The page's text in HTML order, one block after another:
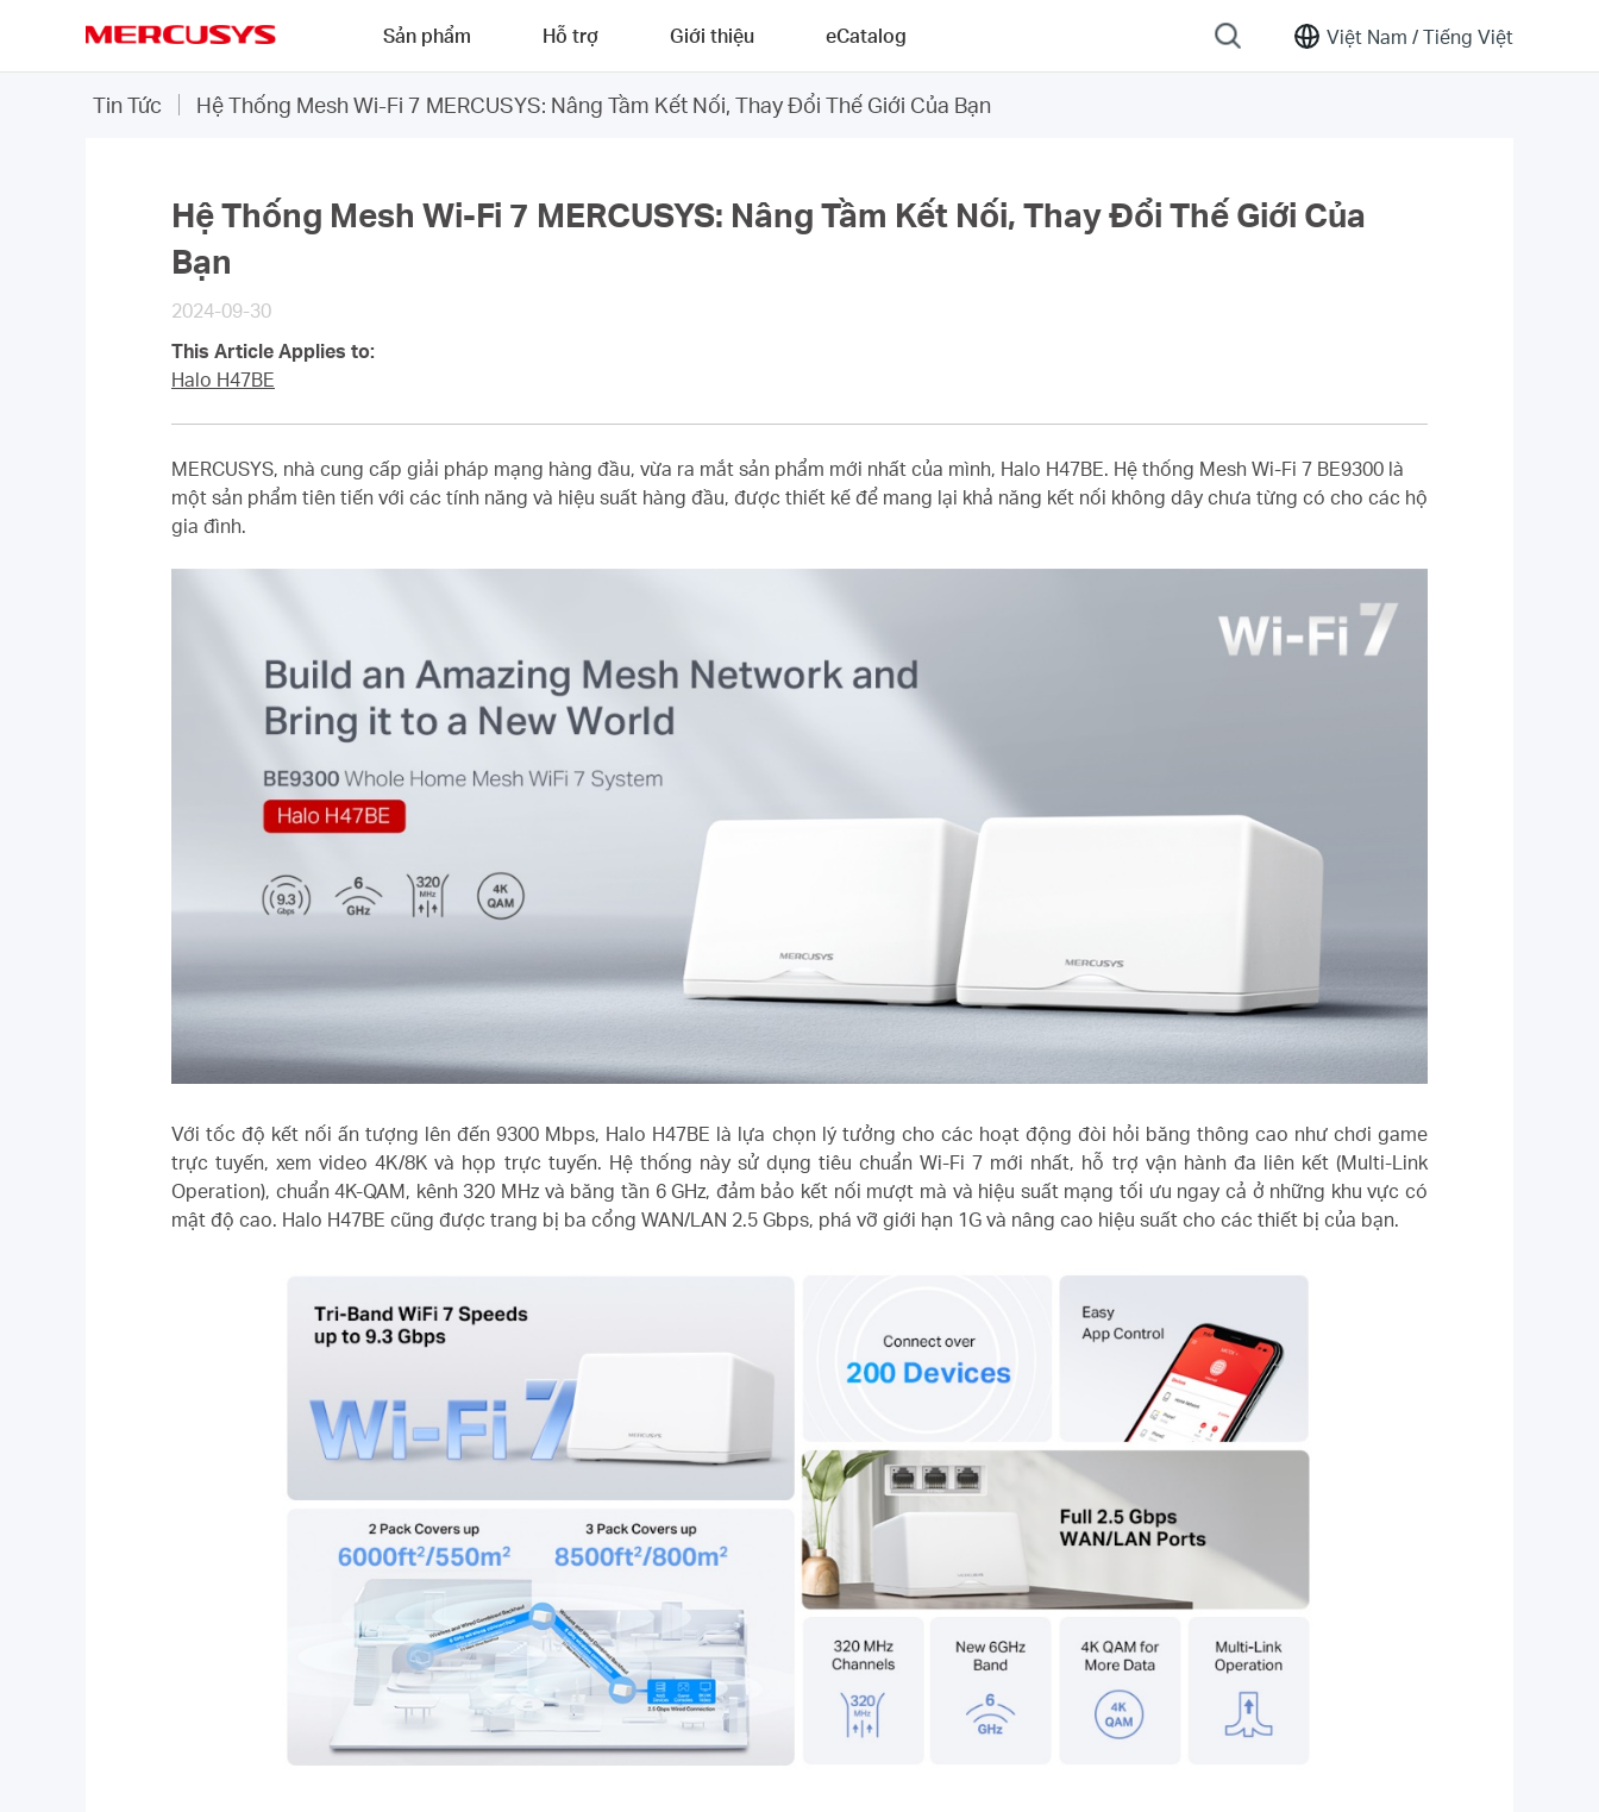
Việt Nam /Tiếng Việt
Sản phẩm Hỗ trợ Giới thiệu eCatalog
Tin Tức Hệ Thống Mesh Wi-Fi 7 MERCUSYS: Nâng Tầm Kết Nối, Thay Đổi Thế Giới Của Bạn
Hệ Thống Mesh Wi-Fi 7 MERCUSYS: Nâng Tầm Kết Nối, Thay Đổi Thế Giới Của
Bạn
2024-09-30
This Article Applies to:
Halo H47BE
MERCUSYS, nhà cung cấp giải pháp mạng hàng đầu, vừa ra mắt sản phẩm mới nhất của mình, Halo H47BE. Hệ thống Mesh Wi-Fi 7 BE9300 là
một sản phẩm tiên tiến với các tính năng và hiệu suất hàng đầu, được thiết kế để mang lại khả năng kết nối không dây chưa từng có cho các hộ
gia đình.
Với tốc độ kết nối ấn tượng lên đến 9300 Mbps, Halo H47BE là lựa chọn lý tưởng cho các hoạt động đòi hỏi băng thông cao như chơi game
trực tuyến, xem video 4K/8K và họp trực tuyến. Hệ thống này sử dụng tiêu chuẩn Wi-Fi 7 mới nhất, hỗ trợ vận hành đa liên kết (Multi-Link
Operation), chuẩn 4K-QAM, kênh 320 MHz và băng tần 6 GHz, đảm bảo kết nối mượt mà và hiệu suất mạng tối ưu ngay cả ở những khu vực có
mật độ cao. Halo H47BE cũng được trang bị ba cổng WAN/LAN 2.5 Gbps, phá vỡ giới hạn 1G và nâng cao hiệu suất cho các thiết bị của bạn.